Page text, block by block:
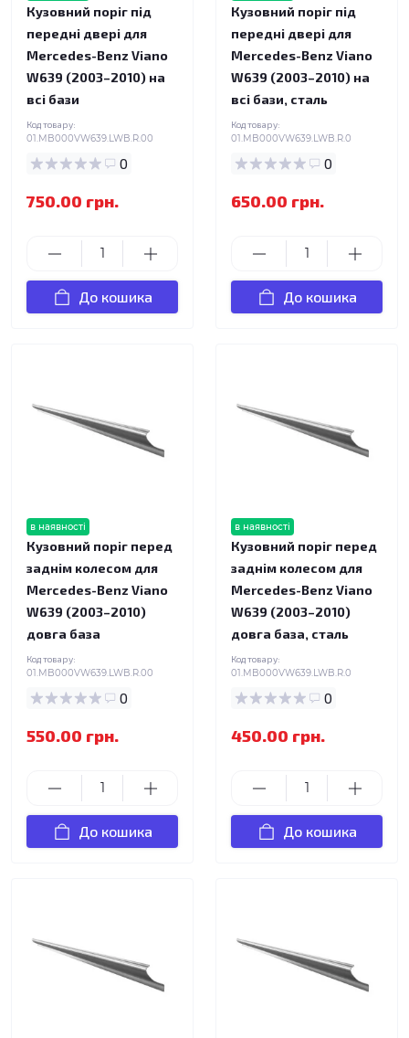
Кузовний поріг під
передні двері для
Mercedes-Benz Viano
W639 (2003–2010) на
всі бази
Код товару:
01.MB000VW639.LWB.R.00
0
750.00 грн.
До кошика
Кузовний поріг під
передні двері для
Mercedes-Benz Viano
W639 (2003–2010) на
всі бази, сталь
Код товару:
01.MB000VW639.LWB.R.0
0
650.00 грн.
До кошика
в наявності
Кузовний поріг перед
заднім колесом для
Mercedes-Benz Viano
W639 (2003–2010)
довга база
Код товару:
01.MB000VW639.LWB.R.00
0
550.00 грн.
До кошика
в наявності
Кузовний поріг перед
заднім колесом для
Mercedes-Benz Viano
W639 (2003–2010)
довга база, сталь
Код товару:
01.MB000VW639.LWB.R.0
0
450.00 грн.
До кошика